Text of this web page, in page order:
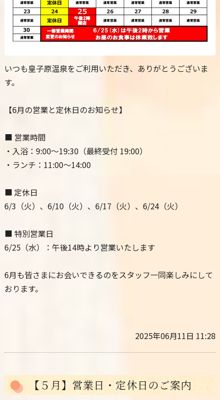
いつも皇子原温泉をご利用いただき、ありがとうございま
す。
【6月の営業と定休日のお知らせ】
■ 営業時間
・入浴：9:00〜19:30（最終受付 19:00）
・ランチ：11:00〜14:00
■ 定休日
6/3（火）、6/10（火）、6/17（火）、6/24（火）
■ 特別営業日
6/25（水）：午後14時より営業いたします
6月も皆さまにお会いできるのをスタッフ一同楽しみにして
おります。
2025年06月11日 11:28
【５月】営業日・定休日のご案内